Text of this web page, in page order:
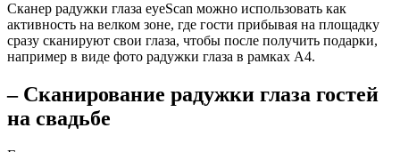
Сканер радужки глаза eyeScan можно использовать как
активность на велком зоне, где гости прибывая на площадку
сразу сканируют свои глаза, чтобы после получить подарки,
например в виде фото радужки глаза в рамках А4.
– Сканирование радужки глаза гостей
на свадьбе